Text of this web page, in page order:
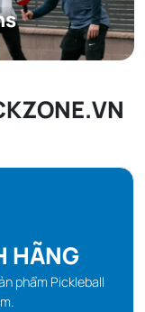
HÃNG
phẩm Pickleball